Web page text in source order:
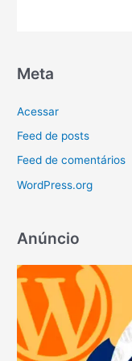
Meta
Acessar
Feed de posts
Feed de comentários
WordPress.org
Anúncio